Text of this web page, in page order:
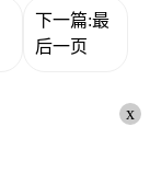
下一篇:最
后一页
x